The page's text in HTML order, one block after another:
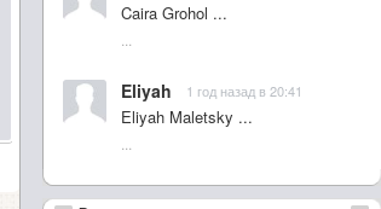
Caira Grohol ...
Eliyah 1 год назад в 20:41
Eliyah Maletsky ...